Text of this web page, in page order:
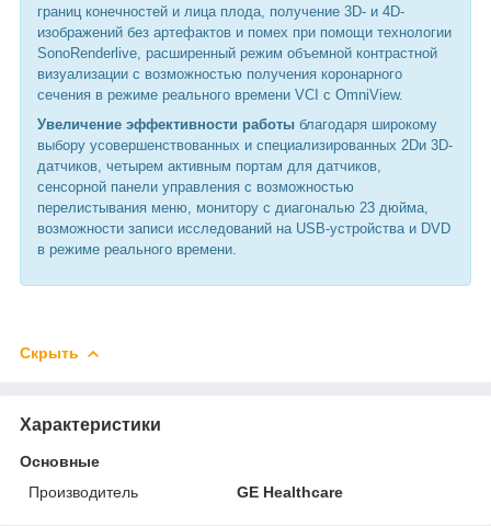
границ конечностей и лица плода, получение 3D- и 4D-
изображений без артефактов и помех при помощи технологии
SonoRenderlive, расширенный режим объемной контрастной
визуализации с возможностью получения коронарного
сечения в режиме реального времени VCI с OmniView.
Увеличение эффективности работы благодаря широкому
выбору усовершенствованных и специализированных 2Dи 3D-
датчиков, четырем активным портам для датчиков,
сенсорной панели управления с возможностью
перелистывания меню, монитору с диагональю 23 дюйма,
возможности записи исследований на USB-устройства и DVD
в режиме реального времени.
Скрыть
Характеристики
Основные
Производитель
GE Healthcare